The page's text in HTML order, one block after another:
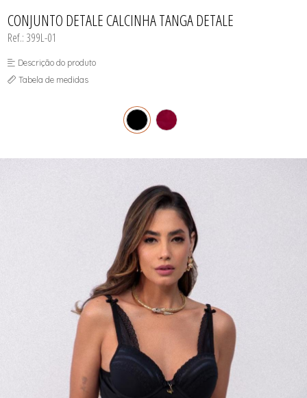
CONJUNTO DETALE CALCINHA TANGA DETALE
Ref.: 399L-01
Descrição do produto
Tabela de medidas